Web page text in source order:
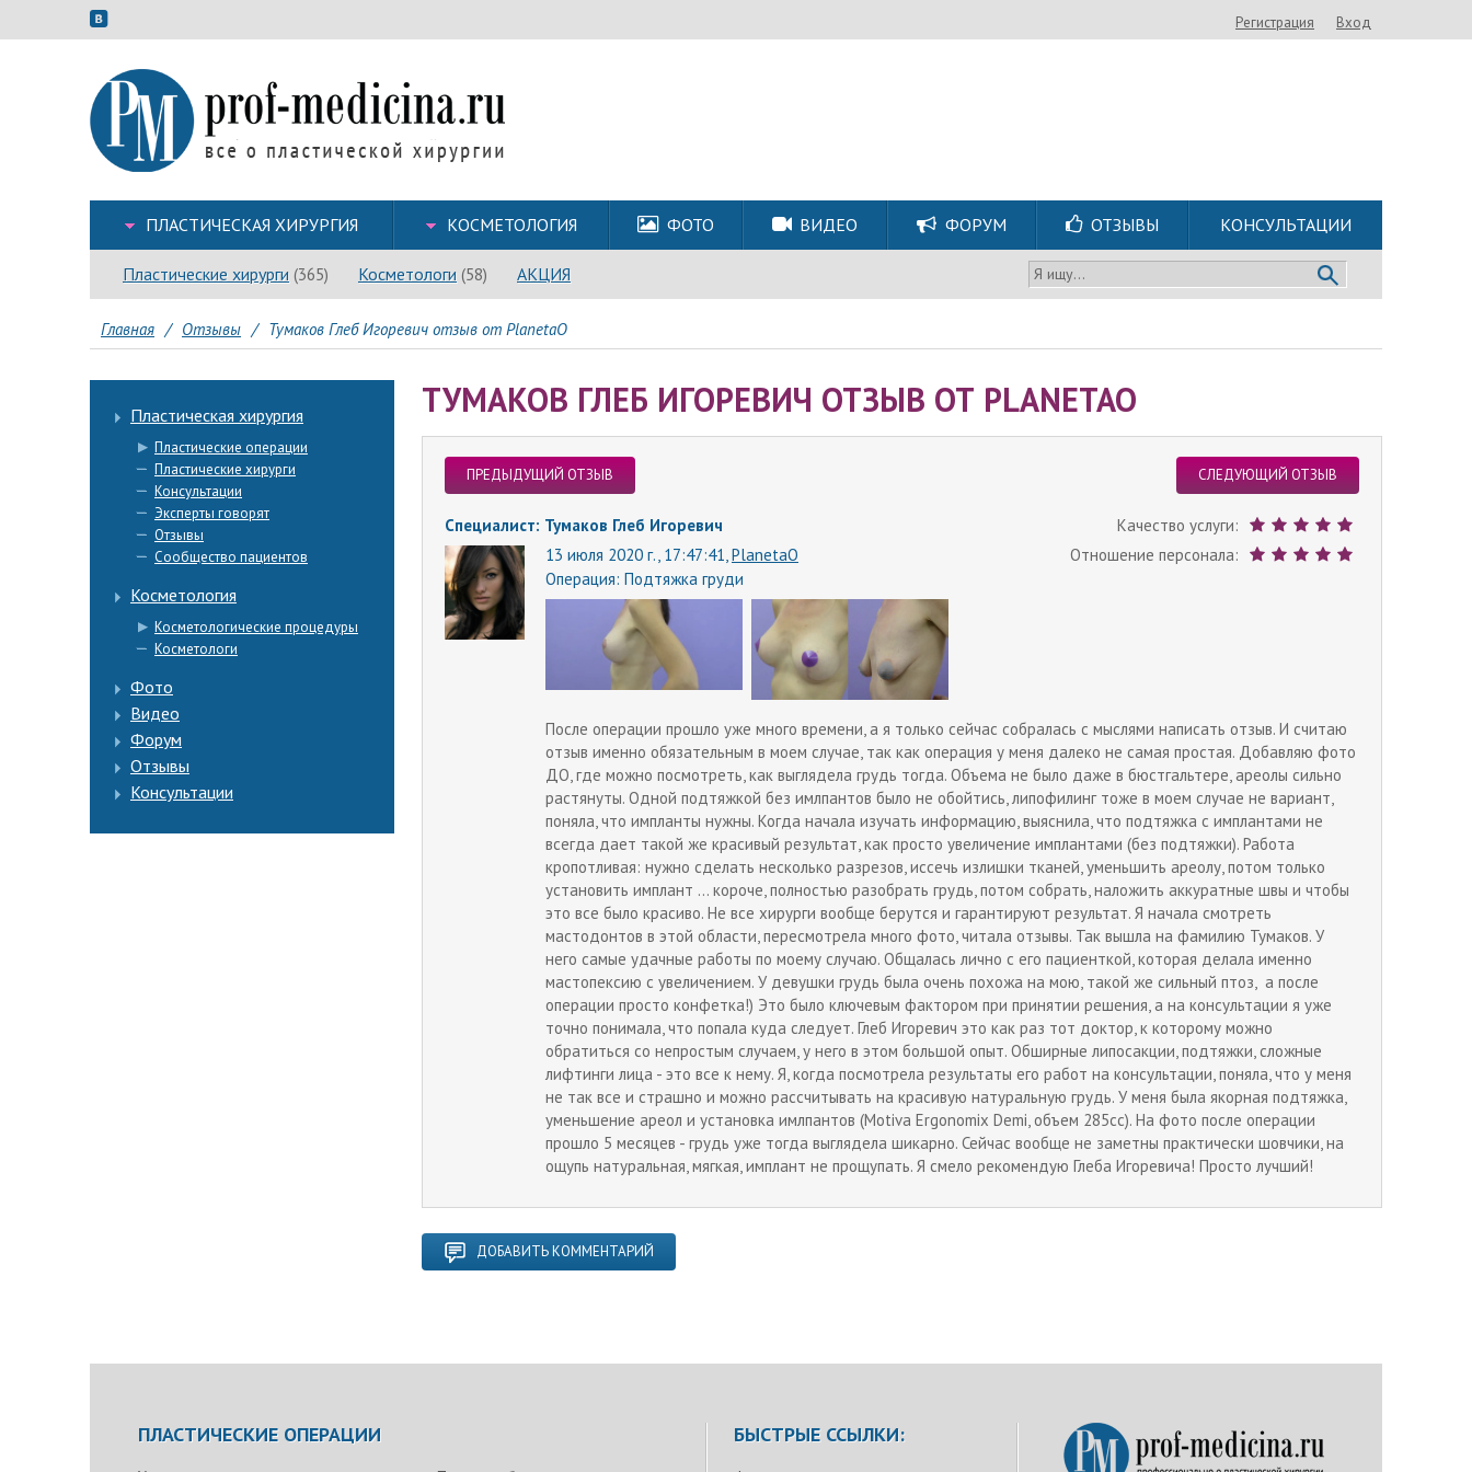
Регистрация Вход
ПЛАСТИЧЕСКАЯ ХИРУРГИЯ КОСМЕТОЛОГИЯ ФОТО ВИДЕО ФОРУМ ОТЗЫВЫ КОНСУЛЬТАЦИИ
Пластические хирурги (365) Косметологи (58) АКЦИЯ Я ищу...
Главная / Отзывы / Тумаков Глеб Игоревич отзыв от PlanetaO
Пластическая хирургия
Пластические операции
Пластические хирурги
Консультации
Эксперты говорят
Отзывы
Сообщество пациентов
Косметология
Косметологические процедуры
Косметологи
Фото
Видео
Форум
Отзывы
Консультации
ТУМАКОВ ГЛЕБ ИГОРЕВИЧ ОТЗЫВ ОТ PLANETAO
ПРЕДЫДУЩИЙ ОТЗЫВ СЛЕДУЮЩИЙ ОТЗЫВ
Качество услуги:
Отношение персонала:
Специалист: Тумаков Глеб Игоревич
13 июля 2020 г., 17:47:41, PlanetaO
Операция: Подтяжка груди
После операции прошло уже много времени, а я только сейчас собралась с мыслями написать отзыв. И считаю
отзыв именно обязательным в моем случае, так как операция у меня далеко не самая простая. Добавляю фото
ДО, где можно посмотреть, как выглядела грудь тогда. Объема не было даже в бюстгальтере, ареолы сильно
растянуты. Одной подтяжкой без имлпантов было не обойтись, липофилинг тоже в моем случае не вариант,
поняла, что импланты нужны. Когда начала изучать информацию, выяснила, что подтяжка с имплантами не
всегда дает такой же красивый результат, как просто увеличение имплантами (без подтяжки). Работа
кропотливая: нужно сделать несколько разрезов, иссечь излишки тканей, уменьшить ареолу, потом только
установить имплант ... короче, полностью разобрать грудь, потом собрать, наложить аккуратные швы и чтобы
это все было красиво. Не все хирурги вообще берутся и гарантируют результат. Я начала смотреть
мастодонтов в этой области, пересмотрела много фото, читала отзывы. Так вышла на фамилию Тумаков. У
него самые удачные работы по моему случаю. Общалась лично с его пациенткой, которая делала именно
мастопексию с увеличением. У девушки грудь была очень похожа на мою, такой же сильный птоз, а после
операции просто конфетка!) Это было ключевым фактором при принятии решения, а на консультации я уже
точно понимала, что попала куда следует. Глеб Игоревич это как раз тот доктор, к которому можно
обратиться со непростым случаем, у него в этом большой опыт. Обширные липосакции, подтяжки, сложные
лифтинги лица - это все к нему. Я, когда посмотрела результаты его работ на консультации, поняла, что у меня
не так все и страшно и можно рассчитывать на красивую натуральную грудь. У меня была якорная подтяжка,
уменьшение ареол и установка имлпантов (Motiva Ergonomix Demi, объем 285сс). На фото после операции
прошло 5 месяцев - грудь уже тогда выглядела шикарно. Сейчас вообще не заметны практически шовчики, на
ощупь натуральная, мягкая, имплант не прощупать. Я смело рекомендую Глеба Игоревича! Просто лучший!
ДОБАВИТЬ КОММЕНТАРИЙ
ПЛАСТИЧЕСКИЕ ОПЕРАЦИИ БЫСТРЫЕ ССЫЛКИ: